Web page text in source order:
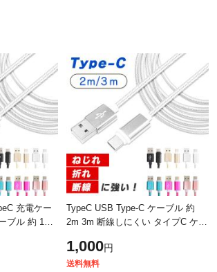
充電ケー
ブル 約 1m
充電
TypeC USB Type-C ケーブル 約
2m 3m 断線しにくい タイプC ケー
電 データ通信
1,000円
送料無料